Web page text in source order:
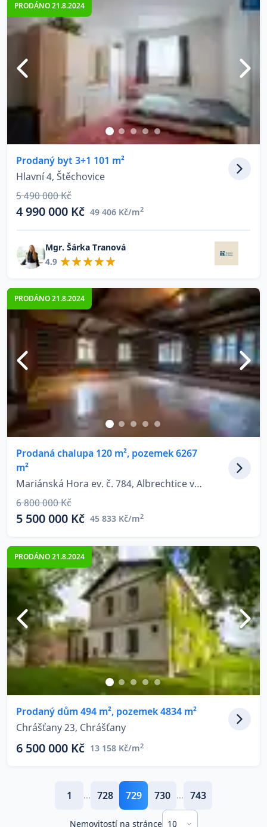
PRODÁNO 21.8.2024
Prodaný byt 3+1 101 m²
Hlavní 4, Štěchovice
5 490 000 Kč
4 990 000 Kč 49 406 Kč/m2
Mgr. Šárka Tranová
4.9
PRODÁNO 21.8.2024
Prodaná chalupa 120 m², pozemek 6267
m²
Mariánská Hora ev. č. 784, Albrechtice v Jizerských horách
6 800 000 Kč
5 500 000 Kč 45 833 Kč/m2
PRODÁNO 21.8.2024
Prodaný dům 494 m², pozemek 4834 m²
Chrášťany 23, Chrášťany
6 500 000 Kč 13 158 Kč/m2
1 ... 728 729 730 ... 743
Nemovitostí na stránce 10